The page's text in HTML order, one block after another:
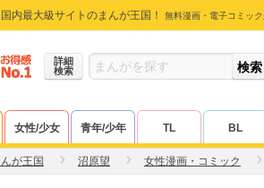
内最大級サイトのまんが王国！ 無料漫画・電子コミッ
詳細
検索
女性/少女 青年/少年 TL BL
が王国 沼原望 女性漫画・コミック